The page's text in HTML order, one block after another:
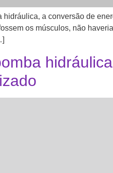
a conversão de
os músculos, não